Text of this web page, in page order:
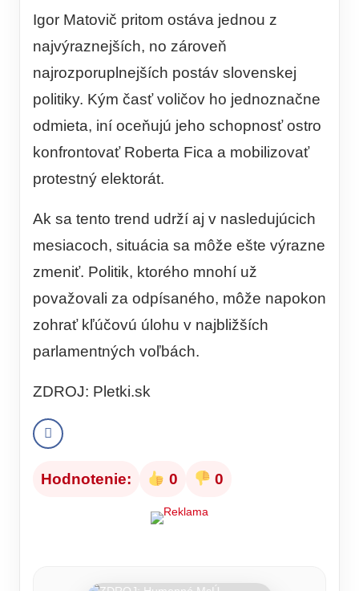
Igor Matovič pritom ostáva jednou z
najvýraznejších, no zároveň
najrozporuplnejších postáv slovenskej
politiky. Kým časť voličov ho jednoznačne
odmieta, iní oceňujú jeho schopnosť ostro
konfrontovať Roberta Fica a mobilizovať
protestný elektorát.
Ak sa tento trend udrží aj v nasledujúcich
mesiacoch, situácia sa môže ešte výrazne
zmeniť. Politik, ktorého mnohí už
považovali za odpísaného, môže napokon
zohrať kľúčovú úlohu v najbližších
parlamentných voľbách.
ZDROJ: Pletki.sk
Hodnotenie: 0 0